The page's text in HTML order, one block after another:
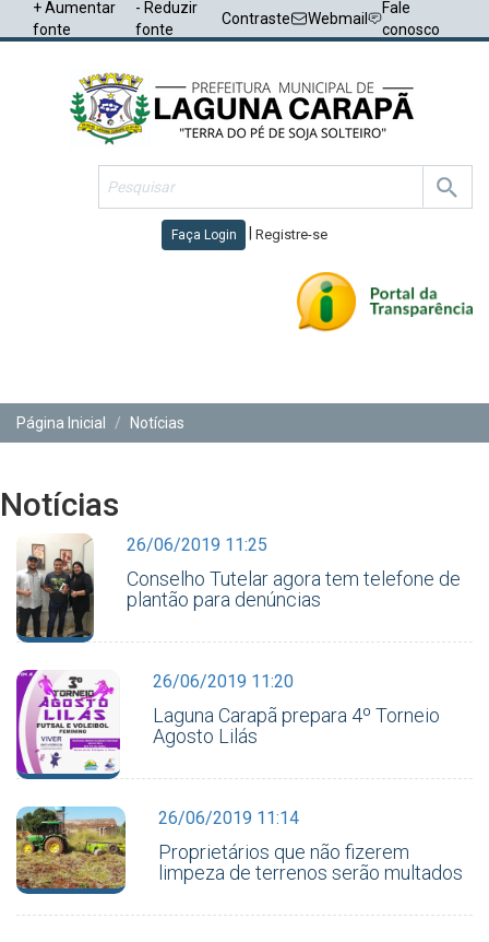
+ Aumentar
fonte
- Reduzir
fonte
Contraste Webmail
Fale
conosco
Faça Login Registre-se
Página Inicial
Notícias
Notícias
26/06/2019 11:25
Conselho Tutelar agora tem telefone de
plantão para denúncias
26/06/2019 11:20
Laguna Carapã prepara 4º Torneio
Agosto Lilás
26/06/2019 11:14
Proprietários que não fizerem
limpeza de terrenos serão multados